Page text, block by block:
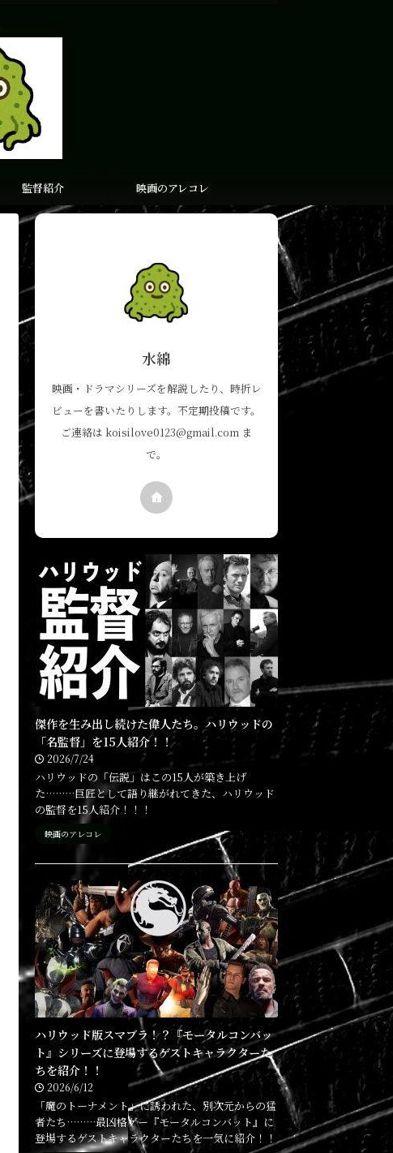
監督紹介 映画のアレコレ
水綿
映画・ドラマシリーズを解説したり、時折レ
ビューを書いたりします。不定期投稿です。
ご連絡は koisilove0123@gmail.com ま
で。
傑作を生み出し続けた偉人たち。ハリウッドの
「名監督」を15人紹介！！
2026/7/24
ハリウッドの「伝説」はこの15人が築き上げ
た………巨匠として語り継がれてきた、ハリウッド
の監督を15人紹介！！！
映画のアレコレ
ハリウッド版スマブラ！？『モータルコンバッ
ト』シリーズに登場するゲストキャラクターた
ちを紹介！！
2026/6/12
「魔のトーナメント」に誘われた、別次元からの猛
者たち………最凶格ゲー『モータルコンバット』に
登場するゲストキャラクターたちを一気に紹介！！